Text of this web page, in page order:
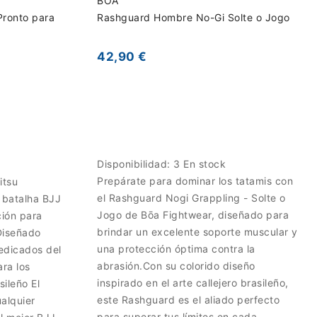
para
BJJ
para
del
los
El
Rashguard Hombre No-Gi Solte o Jogo
42,90 €
Disponibilidad: 3 En stock
Prepárate para dominar los tatamis con
el Rashguard Nogi Grappling - Solte o
Jogo de Bōa Fightwear, diseñado para
brindar un excelente soporte muscular y
una protección óptima contra la
abrasión.Con su colorido diseño
inspirado en el arte callejero brasileño,
este Rashguard es el aliado perfecto